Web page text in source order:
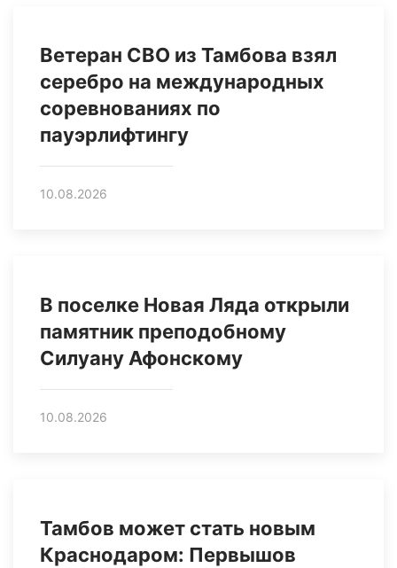
Ветеран СВО из Тамбова взял
серебро на международных
соревнованиях по
пауэрлифтингу
10.08.2026
В поселке Новая Ляда открыли
памятник преподобному
Силуану Афонскому
10.08.2026
Тамбов может стать новым
Краснодаром: Первышов